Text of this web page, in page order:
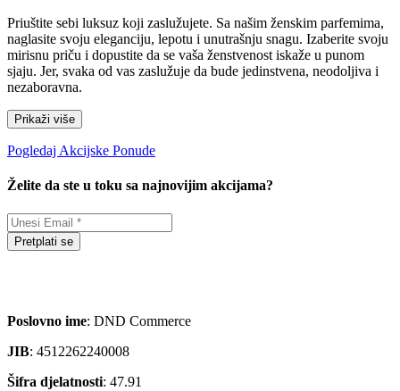
Priuštite sebi luksuz koji zaslužujete. Sa našim ženskim parfemima,
naglasite svoju eleganciju, lepotu i unutrašnju snagu. Izaberite svoju
mirisnu priču i dopustite da se vaša ženstvenost iskaže u punom
sjaju. Jer, svaka od vas zaslužuje da bude jedinstvena, neodoljiva i
nezaboravna.
Prikaži više
Pogledaj Akcijske Ponude
Želite da ste u toku sa najnovijim akcijama?
Pretplati se
Poslovno ime: DND Commerce
JIB: 4512262240008
Šifra djelatnosti: 47.91